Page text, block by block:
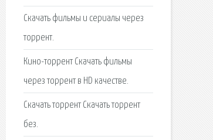
Скачать фильмы и сериалы через
торрент.
Кино-торрент Скачать фильмы
через торрент в HD качестве.
Скачать торрент Скачать торрент
без.